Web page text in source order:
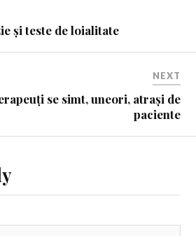
și teste de loialitate
NEXT
se simt, uneori, atrași de
paciente